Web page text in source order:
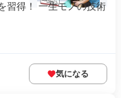
習得！ 一生モノの技術
気になる